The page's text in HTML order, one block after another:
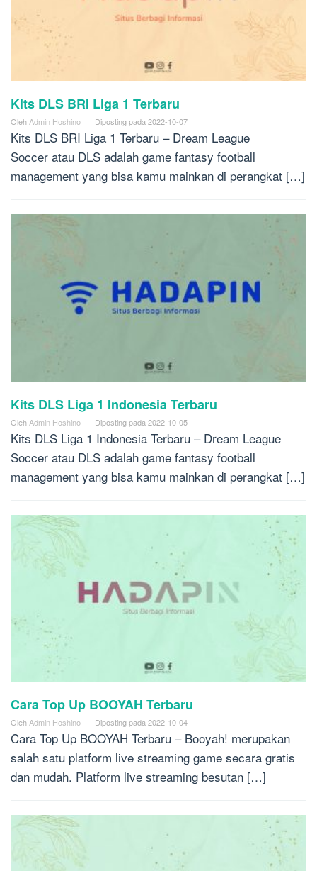
Kits DLS BRI Liga 1 Terbaru
Oleh Admin Hoshino Diposting pada 2022-10-07
Kits DLS BRI Liga 1 Terbaru – Dream League
Soccer atau DLS adalah game fantasy football
management yang bisa kamu mainkan di perangkat […]
Kits DLS Liga 1 Indonesia Terbaru
Oleh Admin Hoshino Diposting pada 2022-10-05
Kits DLS Liga 1 Indonesia Terbaru – Dream League
Soccer atau DLS adalah game fantasy football
management yang bisa kamu mainkan di perangkat […]
Cara Top Up BOOYAH Terbaru
Oleh Admin Hoshino Diposting pada 2022-10-04
Cara Top Up BOOYAH Terbaru – Booyah! merupakan
salah satu platform live streaming game secara gratis
dan mudah. Platform live streaming besutan […]